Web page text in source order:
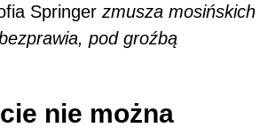
Springer zmusza mosińskich
pod groźbą
nie można